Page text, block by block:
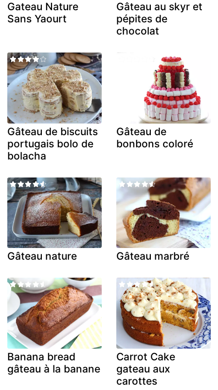
Gateau Nature
Sans Yaourt
Gâteau au skyr et
pépites de
chocolat
Gâteau de biscuits
portugais bolo de
bolacha
Gâteau de
bonbons coloré
Gâteau nature Gâteau marbré
Banana bread
gâteau à la banane
Carrot Cake
gateau aux
carottes